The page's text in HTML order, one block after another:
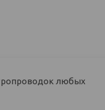
любых